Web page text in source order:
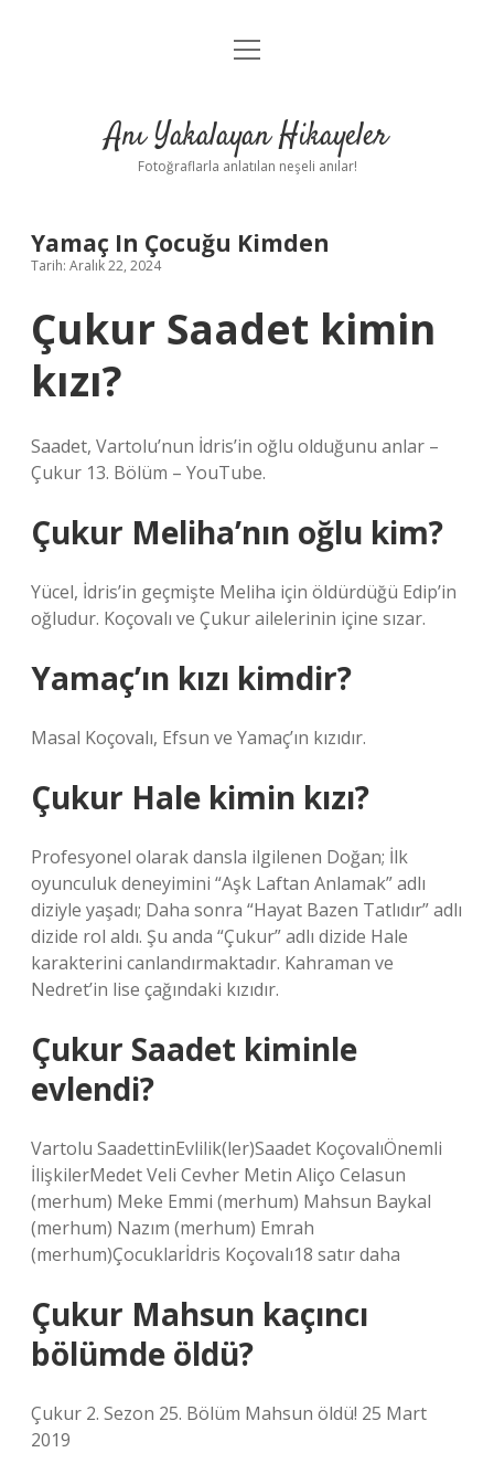
Anasayfa
Yasal Uyarı
menüyü
Anı Yakalayan Hikayeler
Fotoğraflarla anlatılan neşeli anılar!
Yamaç In Çocuğu Kimden
Tarih: Aralık 22, 2024
Çukur Saadet kimin
kızı?
Saadet, Vartolu’nun İdris’in oğlu olduğunu anlar –
Çukur 13. Bölüm – YouTube.
Çukur Meliha’nın oğlu kim?
Yücel, İdris’in geçmişte Meliha için öldürdüğü Edip’in
oğludur. Koçovalı ve Çukur ailelerinin içine sızar.
Yamaç’ın kızı kimdir?
Masal Koçovalı, Efsun ve Yamaç’ın kızıdır.
Çukur Hale kimin kızı?
Profesyonel olarak dansla ilgilenen Doğan; İlk
oyunculuk deneyimini “Aşk Laftan Anlamak” adlı
diziyle yaşadı; Daha sonra “Hayat Bazen Tatlıdır” adlı
dizide rol aldı. Şu anda “Çukur” adlı dizide Hale
karakterini canlandırmaktadır. Kahraman ve
Nedret’in lise çağındaki kızıdır.
Çukur Saadet kiminle
evlendi?
Vartolu SaadettinEvlilik(ler)Saadet KoçovalıÖnemli
İlişkilerMedet Veli Cevher Metin Aliço Celasun
(merhum) Meke Emmi (merhum) Mahsun Baykal
(merhum) Nazım (merhum) Emrah
(merhum)Çocuklarİdris Koçovalı18 satır daha
Çukur Mahsun kaçıncı
bölümde öldü?
Çukur 2. Sezon 25. Bölüm Mahsun öldü! 25 Mart
2019